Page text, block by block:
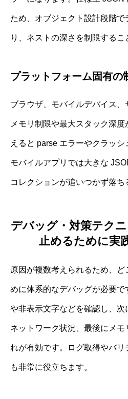
ため、オブジェクト設計段階
り、ネストの深さを制限するこ
プラットフォーム固有の
ブラウザ、モバイルデバイス
メモリ制限や最大スタック深
えると parse エラーやクラッ
モバイルアプリでは大きな
コレクションが追いつかず落ち
デバッグ・対策テク
止めるために実
原因が複数考えられるため、
めに体系的なデバッグが必要で
や非表示文字などを確認し、
ネットワーク状況、最後にメ
れが有効です。ログ取得やバリ
も非常に役立ちます。